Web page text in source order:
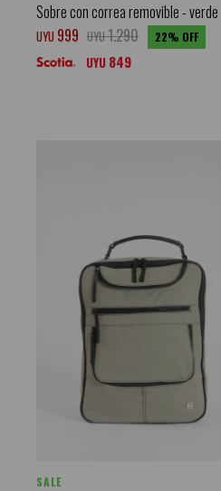
Sobre con correa removible - verde
UYU 999 UYU1.290 22
UYU 849
SALE